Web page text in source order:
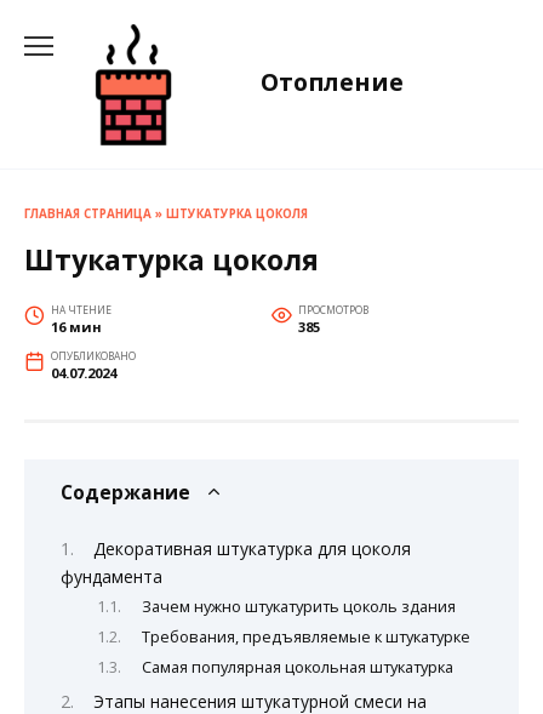
содержанию
Отопление
ГЛАВНАЯ СТРАНИЦА » ШТУКАТУРКА ЦОКОЛЯ
Штукатурка цоколя
НА ЧТЕНИЕ
16 мин
ПРОСМОТРОВ
385
ОПУБЛИКОВАНО
04.07.2024
Содержание
Декоративная штукатурка для цоколя
фундамента
Зачем нужно штукатурить цоколь здания
Требования, предъявляемые к штукатурке
Самая популярная цокольная штукатурка
Этапы нанесения штукатурной смеси на